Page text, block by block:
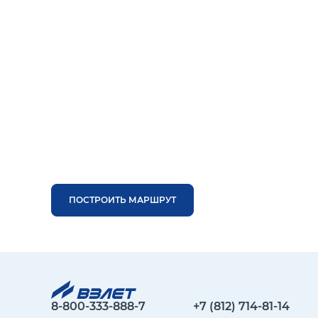
ПОСТРОИТЬ МАРШРУТ
8-800-333-888-7 +7 (812) 714-81-14